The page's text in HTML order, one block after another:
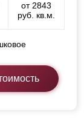
от 2843
руб. кв.м.